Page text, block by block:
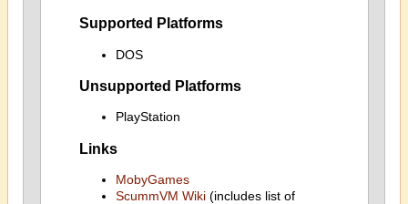
Supported Platforms
DOS
Unsupported Platforms
PlayStation
Links
MobyGames
ScummVM Wiki(includes list of